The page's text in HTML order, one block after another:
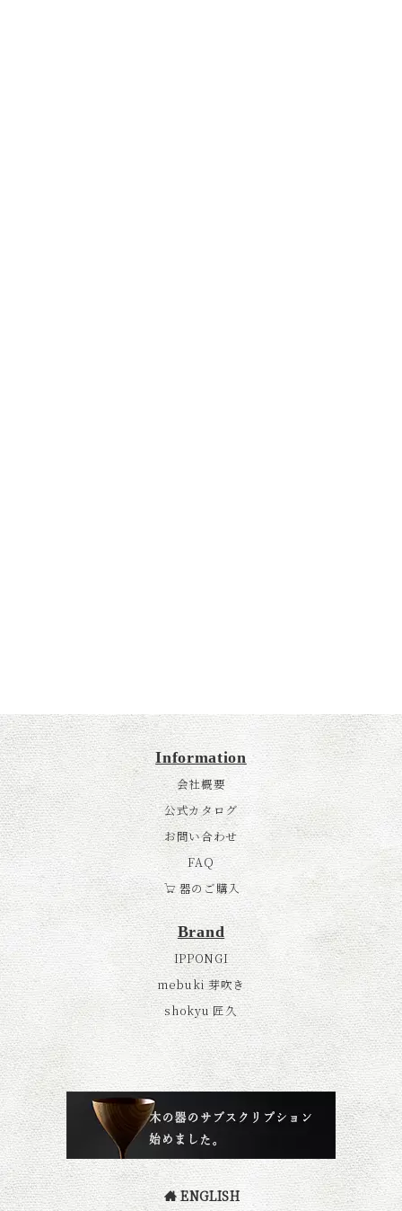
Information
会社概要
公式カタログ
お問い合わせ
FAQ
器のご購入
Brand
IPPONGI
mebuki 芽吹き
shokyu 匠久
ENGLISH